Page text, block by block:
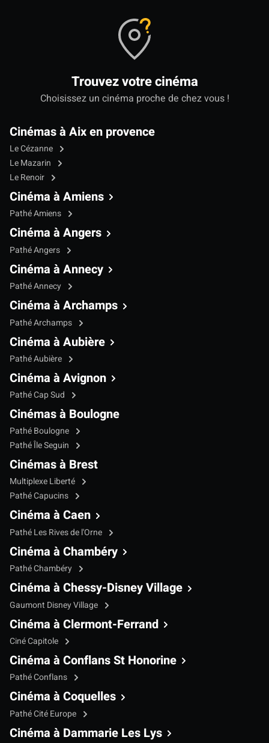
Trouvez votre cinéma
Choisissez un cinéma proche de chez vous !
Cinémas à Aix en provence
Le Cézanne
Le Mazarin
Le Renoir
Cinéma à Amiens
Pathé Amiens
Cinéma à Angers
Pathé Angers
Cinéma à Annecy
Pathé Annecy
Cinéma à Archamps
Pathé Archamps
Cinéma à Aubière
Pathé Aubière
Cinéma à Avignon
Pathé Cap Sud
Cinémas à Boulogne
Pathé Boulogne
Pathé Île Seguin
Cinémas à Brest
Multiplexe Liberté
Pathé Capucins
Cinéma à Caen
Pathé Les Rives de l'Orne
Cinéma à Chambéry
Pathé Chambéry
Cinéma à Chessy-Disney Village
Gaumont Disney Village
Cinéma à Clermont-Ferrand
Ciné Capitole
Cinéma à Conflans St Honorine
Pathé Conflans
Cinéma à Coquelles
Pathé Cité Europe
Cinéma à Dammarie Les Lys